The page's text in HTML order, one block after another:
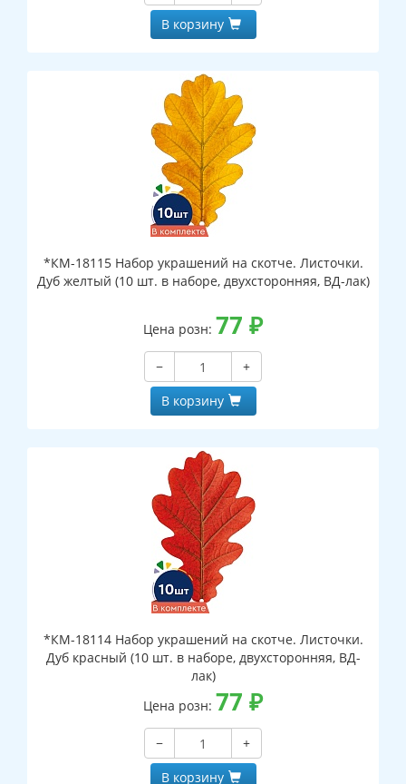
В корзину
*КМ-18115 Набор украшений на скотче. Листочки.
Дуб желтый (10 шт. в наборе, двухсторонняя, ВД-лак)
Цена розн: 77 ₽
−
+
В корзину
*КМ-18114 Набор украшений на скотче. Листочки.
Дуб красный (10 шт. в наборе, двухсторонняя, ВД-
лак)
Цена розн: 77 ₽
−
+
В корзину